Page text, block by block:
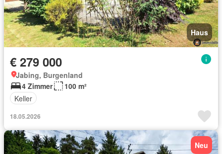
Haus
€ 279 000
Jabing, Burgenland
4 Zimmer
100 m²
Keller
18.05.2026
Neu